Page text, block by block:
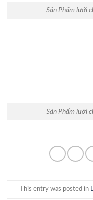
Sản Phẩm lưới
Sản Phẩm lưới
This entry was posted in